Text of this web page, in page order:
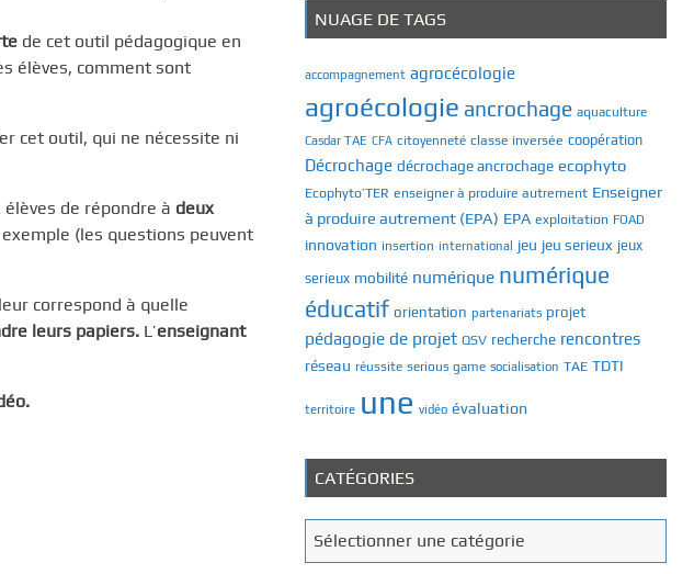
de cet outil pédagogique en
élèves, comment sont
cet outil, qui ne nécessite ni
de répondre à deux
(les questions peuvent
correspond à quelle
leurs papiers. L’enseignant
NUAGE DE TAGS
accompagnement agrocécologie
agroécologie ancrochage aquaculture
Casdar TAE CFA citoyenneté classe inversée coopération
Décrochage décrochage ancrochage ecophyto
Ecophyto’TER enseigner à produire autrement Enseigner
à produire autrement (EPA) EPA exploitation FOAD
innovation insertion international jeu jeu serieux jeux
serieux mobilité numérique numérique
éducatif orientation partenariats projet
pédagogie de projet QSV recherche rencontres
réseau réussite serious game socialisation TAE TDTI
territoire une vidéo évaluation
CATÉGORIES
a
Sélectionner une catégorie